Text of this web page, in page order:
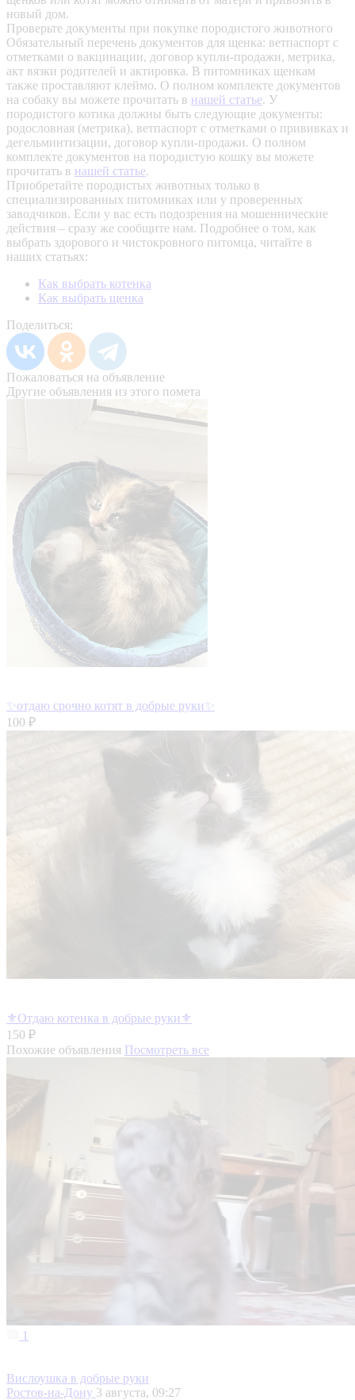
новый дом.
Проверьте документы при покупке породистого животного
Обязательный перечень документов для щенка: ветпаспорт с
отметками о вакцинации, договор купли-продажи, метрика,
акт вязки родителей и актировка. В питомниках щенкам
также проставляют клеймо. О полном комплекте документов
на собаку вы можете прочитать в нашей статье. У
породистого котика должны быть следующие документы:
родословная (метрика), ветпаспорт с отметками о прививках и
дегельминтизации, договор купли-продажи. О полном
комплекте документов на породистую кошку вы можете
прочитать в нашей статье.
Приобретайте породистых животных только в
специализированных питомниках или у проверенных
заводчиков. Если у вас есть подозрения на мошеннические
действия – сразу же сообщите нам. Подробнее о том, как
выбрать здорового и чистокровного питомца, читайте в
наших статьях:
Как выбрать котенка
Как выбрать щенка
Поделиться:
Пожаловаться на объявление
Другие объявления из этого помета
✨отдаю срочно котят в добрые руки✨
100 ₽
⚜️Отдаю котенка в добрые руки⚜️
150 ₽
Похожие объявления Посмотреть все
1
Вислоушка в добрые руки
Ростов-на-Дону 3 августа, 09:27